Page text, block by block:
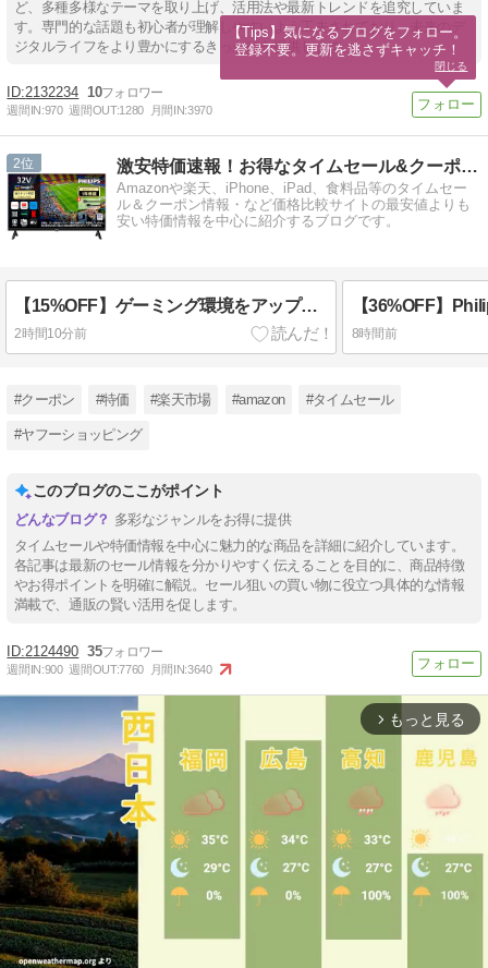
ど、多種多様なテーマを取り上げ、活用法や最新トレンドを追究していま
す。専門的な話題も初心者が理解しやすいよう工夫されており、未来のデ
ジタルライフをより豊かにするきっかけを提供します。
2132234 10
週間IN:970 週間OUT:1280 月間IN:3970
2 激安特価速報！お得なタイムセール&クーポン情報ブログ
Amazonや楽天、iPhone、iPad、食料品等のタイムセー
ル＆クーポン情報・など価格比較サイトの最安値よりも
安い特価情報を中心に紹介するブログです。
【15%OFF】ゲーミング環境をアップグレード！Dell 240HzモニターがAmazonタイムセールで特価販売中
2時間10分前 8時間前
#クーポン #特価 #楽天市場 #amazon #タイムセール
#ヤフーショッピング
このブログのここがポイント
多彩なジャンルをお得に提供
タイムセールや特価情報を中心に魅力的な商品を詳細に紹介しています。
各記事は最新のセール情報を分かりやすく伝えることを目的に、商品特徴
やお得ポイントを明確に解説。セール狙いの買い物に役立つ具体的な情報
満載で、通販の賢い活用を促します。
2124490 35
週間IN:900 週間OUT:7760 月間IN:3640
arrow_forward_ios もっと見る
【Tips】気になるブログをフォロー。
登録不要。更新を逃さずキャッチ！
閉じる